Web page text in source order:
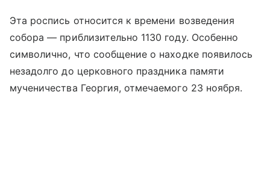
Эта роспись относится к времени возведения
собора — приблизительно 1130 году. Особенно
символично, что сообщение о находке появилось
незадолго до церковного праздника памяти
мученичества Георгия, отмечаемого 23 ноября.